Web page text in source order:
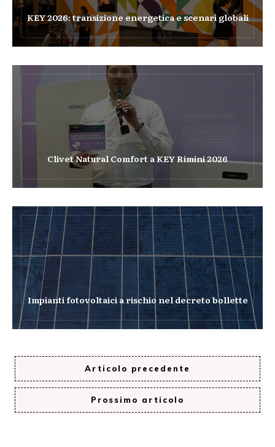
KEY 2026: transizione energetica e scenari globali
Clivet Natural Comfort a KEY Rimini 2026
Impianti fotovoltaici a rischio nel decreto bollette
Articolo precedente
Prossimo articolo